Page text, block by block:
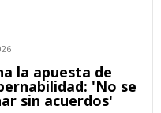
la apuesta de
'No se
sin acuerdos'